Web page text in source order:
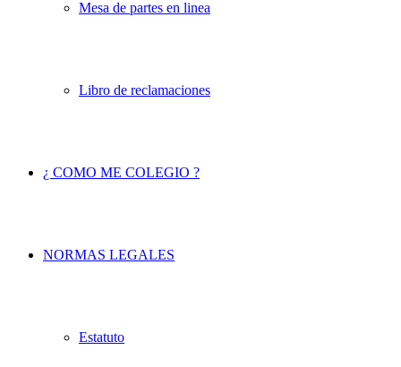
Mesa de partes en linea
Libro de reclamaciones
¿ COMO ME COLEGIO ?
NORMAS LEGALES
Estatuto